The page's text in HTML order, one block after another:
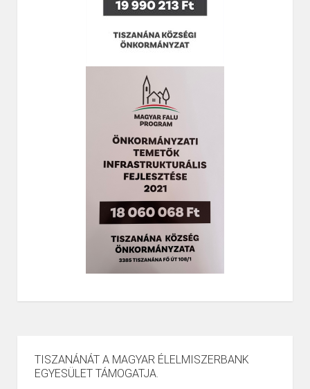
TISZANÁNÁT A MAGYAR ÉLELMISZERBANK
EGYESÜLET TÁMOGATJA.